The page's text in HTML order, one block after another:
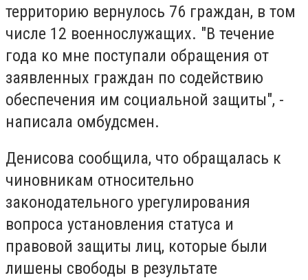
территорию вернулось 76 граждан, в том
числе 12 военнослужащих. "В течение
года ко мне поступали обращения от
заявленных граждан по содействию
обеспечения им социальной защиты", -
написала омбудсмен.
Денисова сообщила, что обращалась к
чиновникам относительно
законодательного урегулирования
вопроса установления статуса и
правовой защиты лиц, которые были
лишены свободы в результате